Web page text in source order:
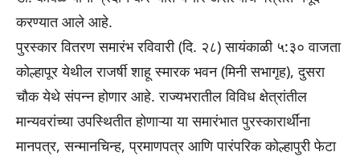
करण्यात आले आहे.
पुरस्कार वितरण समारंभ रविवारी (दि. २८) सायंकाळी ५:३० वाजता
कोल्हापूर येथील राजर्षी शाहू स्मारक भवन (मिनी सभागृह), दुसरा
चौक येथे संपन्न होणार आहे. राज्यभरातील विविध क्षेत्रांतील
मान्यवरांच्या उपस्थितीत होणाऱ्या या समारंभात पुरस्कारार्थींना
मानपत्र, सन्मानचिन्ह, प्रमाणपत्र आणि पारंपरिक कोल्हापुरी फेटा